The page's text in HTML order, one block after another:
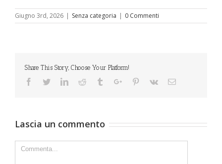
Giugno 3rd, 2026 | Senza categoria | 0 Commenti
Share This Story, Choose Your Platform!
Facebook
TwitterLinkedinReddit TumblrGoogle+Pinterest
Vk Email
Lascia un commento
Comment